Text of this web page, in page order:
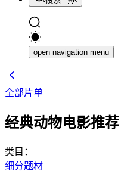
open navigation menu
全部片单
经典动物电影推荐
类目：
细分题材